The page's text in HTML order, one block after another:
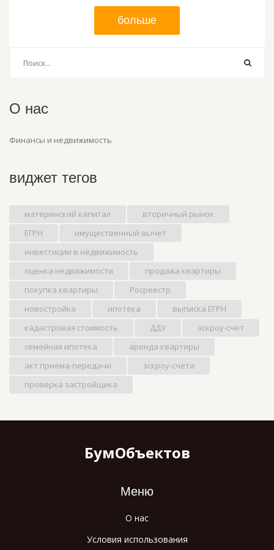
больше
О нас
Финансы и недвижимость
виджет тегов
материнский капитал
вторичный рынок
ЕГРН
имущественный вычет
инвестиции в недвижимость
оценка недвижимости
продажа квартиры
покупка квартиры
Росреестр
новостройка
ипотека
выписка ЕГРН
кадастровая стоимость
ДДУ
эскроу-счет
семейная ипотека
аренда квартиры
акт приема-передачи
эскроу-счета
проверка застройщика
БумОбъектов
Меню
О нас
Условия использования